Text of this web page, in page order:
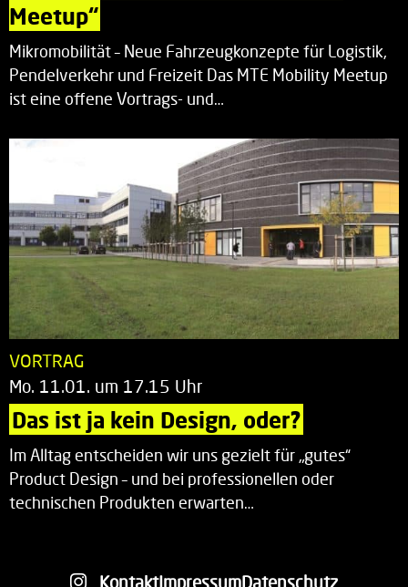
Meetup“
Mikromobilität – Neue Fahrzeugkonzepte für Logistik,
Pendelverkehr und Freizeit Das MTE Mobility Meetup
ist eine offene Vortrags- und…
VORTRAG
Mo. 11.01. um 17.15 Uhr
Das ist ja kein Design, oder?
Im Alltag entscheiden wir uns gezielt für „gutes“
Product Design – und bei professionellen oder
technischen Produkten erwarten…
KontaktImpressumDatenschutz